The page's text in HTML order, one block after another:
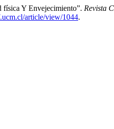
Y Envejecimiento”. Revista
article/view/1044.